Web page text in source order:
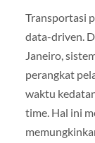
Transportasi
data-driven.
Janeiro,
perangkat
waktu
time. Hal ini